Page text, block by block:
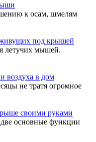
к осам, шмелям
под крышей
летучих мышей.
воздуха в дом
не тратя огромное
своими руками
основные функции